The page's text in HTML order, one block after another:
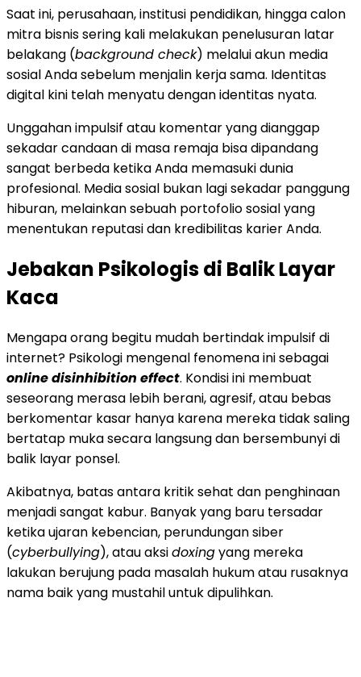
Saat ini, perusahaan, institusi pendidikan, hingga calon
mitra bisnis sering kali melakukan penelusuran latar
belakang (background check) melalui akun media
sosial Anda sebelum menjalin kerja sama. Identitas
digital kini telah menyatu dengan identitas nyata.
Unggahan impulsif atau komentar yang dianggap
sekadar candaan di masa remaja bisa dipandang
sangat berbeda ketika Anda memasuki dunia
profesional. Media sosial bukan lagi sekadar panggung
hiburan, melainkan sebuah portofolio sosial yang
menentukan reputasi dan kredibilitas karier Anda.
Jebakan Psikologis di Balik Layar
Kaca
Mengapa orang begitu mudah bertindak impulsif di
internet? Psikologi mengenal fenomena ini sebagai
online disinhibition effect. Kondisi ini membuat
seseorang merasa lebih berani, agresif, atau bebas
berkomentar kasar hanya karena mereka tidak saling
bertatap muka secara langsung dan bersembunyi di
balik layar ponsel.
Akibatnya, batas antara kritik sehat dan penghinaan
menjadi sangat kabur. Banyak yang baru tersadar
ketika ujaran kebencian, perundungan siber
(cyberbullying), atau aksidoxingyang mereka
lakukan berujung pada masalah hukum atau rusaknya
nama baik yang mustahil untuk dipulihkan.